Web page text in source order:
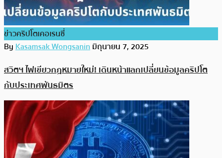
ข่าวคริปโตเคอเรนซี่
ByKasamsak Wongsaninมิถุนายน 7, 2025
สวิตฯ ไฟเขียวกฎหมายใหม่! เดินหน้าแลกเปลี่ยนข้อมูลคริปโต
กับประเทศพันธมิตร